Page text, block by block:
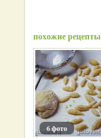
похожие рецепты
6 фото